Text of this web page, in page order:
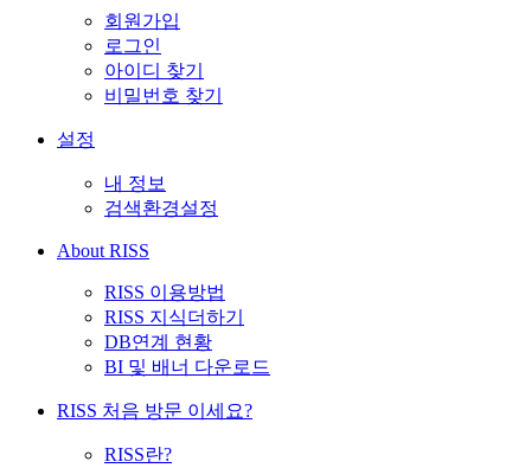
회원가입
로그인
아이디 찾기
비밀번호 찾기
설정
내 정보
검색환경설정
About RISS
RISS 이용방법
RISS 지식더하기
DB연계 현황
BI 및 배너 다운로드
RISS 처음 방문 이세요?
RISS란?